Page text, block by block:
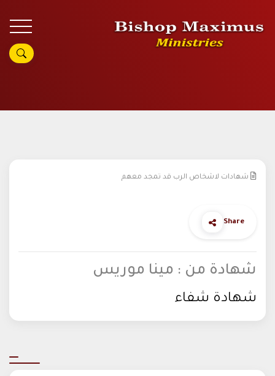
شهادات لاشخاص الرب قد تمجد معهم
Share
شهادة من : مينا موريس
شهادة شفاء